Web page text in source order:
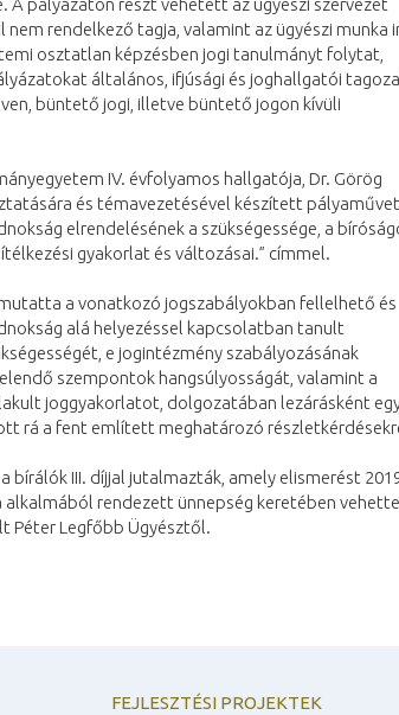
pályázaton részt vehetett az ügyészi szervezet
rendelkező tagja, valamint az ügyészi munka
osztatlan képzésben jogi tanulmányt folytat,
általános, ifjúsági és joghallgatói
büntető jogi, illetve büntető jogon kívüli
IV. évfolyamos hallgatója, Dr. Görög
és témavezetésével készített
elrendelésének a szükségessége, a
gyakorlat és változásai.” címmel.
a vonatkozó jogszabályokban fellelhető és
alá helyezéssel kapcsolatban tanult
e jogintézmény szabályozásának
szempontok hangsúlyosságát, valamint a
joggyakorlatot, dolgozatában lezárásként
rá a fent említett meghatározó
bírálók III. díjjal jutalmazták, amely elismerést
alkalmából rendezett ünnepség keretében
Péter Legfőbb Ügyésztől.
FEJLESZTÉSI PROJEKTEK